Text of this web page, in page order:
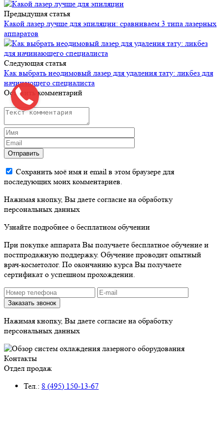
Предыдущая статья
Какой лазер лучше для эпиляции: сравниваем 3 типа лазерных
аппаратов
Следующая статья
Как выбрать неодимовый лазер для удаления тату: ликбез для
начинающего специалиста
Оставить комментарий
Отправить
Сохранить моё имя и email в этом браузере для
последующих моих комментариев.
Нажимая кнопку, Вы даете согласие на обработку
персональных данных
Узнайте подробнее о бесплатном обучении
При покупке аппарата Вы получаете бесплатное обучение и
постпродажную поддержку. Обучение проводит опытный
врач-косметолог. По окончанию курса Вы получаете
сертификат о успешном прохождении.
Нажимая кнопку, Вы даете согласие на обработку
персональных данных
Контакты
Отдел продаж
Тел.: 8 (495) 150-13-67